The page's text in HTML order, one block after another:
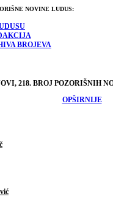
NOVINE LUDUS:
BROJEVA
218. BROJ POZORIŠNIH
OPŠIRNIJE